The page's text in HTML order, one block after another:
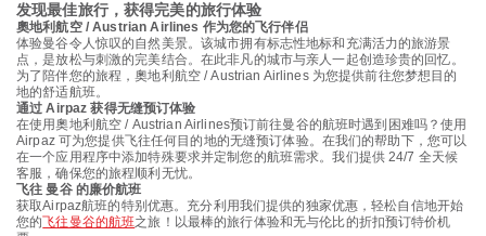
发现最佳旅行，获得完美的旅行体验
奧地利航空 / Austrian Airlines 作为您的飞行伴侣
体验曼谷令人惊叹的自然美景。该城市拥有标志性地标和充满活力的旅游景
点，是放松与刺激的完美结合。在此非凡的城市与亲人一起创造珍贵的回忆。
为了陪伴您的旅程，奧地利航空 / Austrian Airlines 为您提供前往您梦想目的
地的舒适航班。
通过 Airpaz 获得无缝预订体验
在使用奧地利航空 / Austrian Airlines预订前往曼谷的航班时遇到困难吗？使用
Airpaz 可为您提供飞往任何目的地的无缝预订体验。在我们的帮助下，您可以
在一个应用程序中添加特殊要求并定制您的航班需求。我们提供 24/7 全天候
客服，确保您的旅程顺利无忧。
飞往 曼谷 的廉价航班
获取Airpaz航班的特别优惠。充分利用我们提供的独家优惠，轻松自信地开始
您的飞往曼谷的航班之旅！以最棒的旅行体验和无与伦比的折扣预订特价机